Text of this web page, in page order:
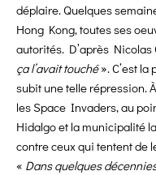
déplaire. Quelques
Hong Kong, toutes ses
autorités. D’après Nicolas
ça l’avait touché». C’est
subit une telle répression.
les Space Invaders, au
Hidalgo et la municipalité
contre ceux qui tentent de
« Dans quelques